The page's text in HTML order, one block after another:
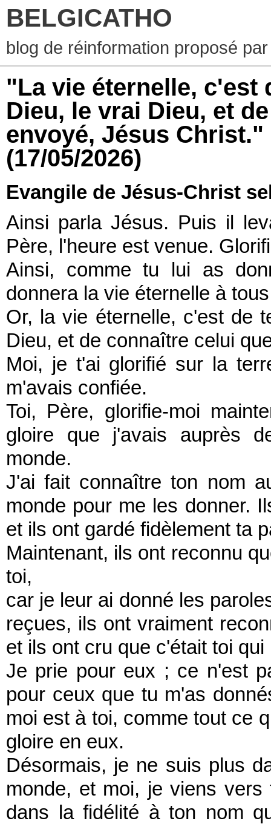
BELGICATHO
blog de réinformation proposé
"La vie éternelle, c'est
Dieu, le vrai Dieu, et
envoyé, Jésus Christ."
(17/05/2026)
Evangile de Jésus-Christ
Ainsi parla Jésus. Puis il
Père, l'heure est venue.
Ainsi, comme tu lui as
donnera la vie éternelle à
Or, la vie éternelle, c'est de
Dieu, et de connaître celui
Moi, je t'ai glorifié sur la
m'avais confiée.
Toi, Père, glorifie-moi
gloire que j'avais auprès
monde.
J'ai fait connaître ton nom
monde pour me les donner.
et ils ont gardé fidèlement ta
Maintenant, ils ont reconnu
toi,
car je leur ai donné les
reçues, ils ont vraiment
et ils ont cru que c'était toi
Je prie pour eux ; ce n'est
pour ceux que tu m'as
moi est à toi, comme tout ce
gloire en eux.
Désormais, je ne suis plus
monde, et moi, je viens
dans la fidélité à ton nom